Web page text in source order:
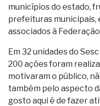
municípios do estado,
prefeituras municipais,
associados à
Em 32 unidades do
200 ações foram
motivaram o público,
também pelo aspecto
gosto aqui é de fazer